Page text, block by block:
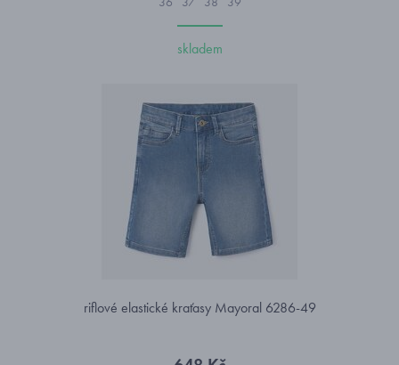
skladem
riflové elastické kraťasy Mayoral 6286-49